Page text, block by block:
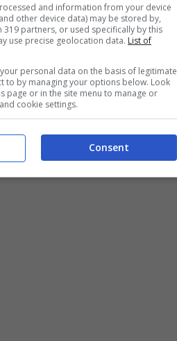
due singoli (usciranno
considerate le
and information from your device
other device data) may be stored by,
319 partners, or used specifically by this
use precise geolocation data. List of
personal data on the basis of legitimate
to by managing your options below. Look
page or in the site menu to manage or
cookie settings.
Consent